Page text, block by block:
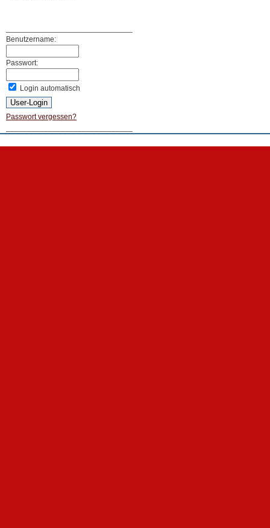
Benutzername:
Passwort:
Login automatisch
Passwort vergessen?